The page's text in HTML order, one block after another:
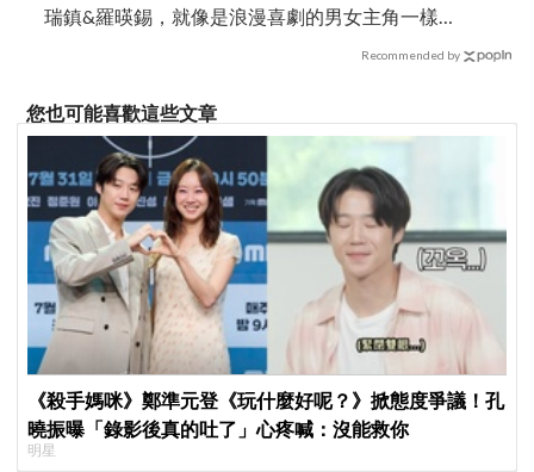
瑞鎮&羅暎錫，就像是浪漫喜劇的男女主角一樣
Recommended by
您也可能喜歡這些文章
《殺手媽咪》鄭準元登《玩什麼好呢？》掀態度爭議！孔
曉振曝「錄影後真的吐了」心疼喊：沒能救你
明星